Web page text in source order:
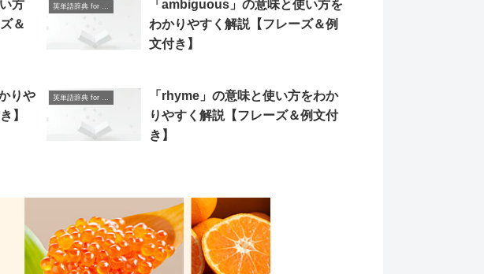
方
＆
「ambiguous」の意味と使い方を
わかりやすく解説【フレーズ＆例
文付き】
りや
】
「rhyme」の意味と使い方をわか
りやすく解説【フレーズ＆例文付
き】